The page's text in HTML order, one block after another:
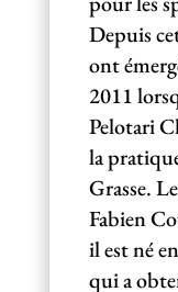
Depuis
ont
2011
Pelotari
la
Grasse.
Fabien
il est né
qui a